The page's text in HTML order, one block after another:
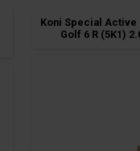
Koni Special Active
Golf 6 R (5K1)